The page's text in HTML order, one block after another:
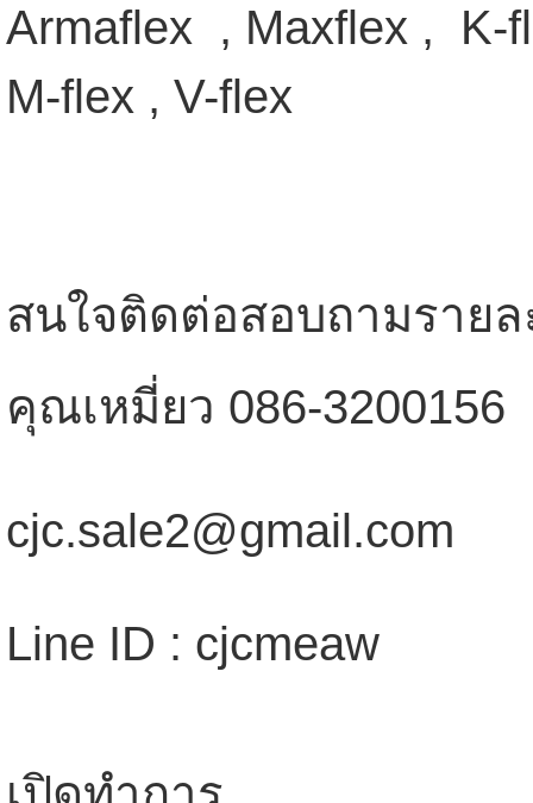
Armaflex , Maxflex , K-
M-flex , V-flex
สนใจติดต่อสอบถามราย
คุณเหมี่ยว 086-3200156
cjc.sale2@gmail.com
Line ID : cjcmeaw